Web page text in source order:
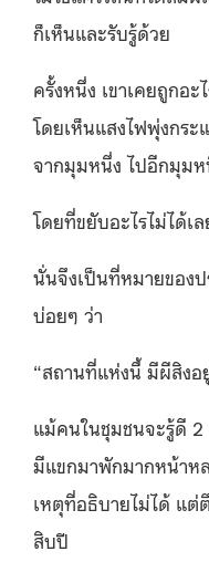
ก็เห็นและรับรู้ด้วย
ครั้งหนึ่ง เขาเคยถูกอะ
โดยเห็นแสงไฟพุ่งกระ
จากมุมหนึ่ง ไปอีกมุมห
โดยที่ขยับอะไรไม่ได้เล
นั่นจึงเป็นที่หมายของ
บ่อยๆ ว่า
“สถานที่แห่งนี้ มีผีสิงอ
แม้คนในชุมชนจะรู้ดี
มีแขกมาพักมากหน้าห
เหตุที่อธิบายไม่ได้ แต่
สิบปี